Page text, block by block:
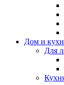
Дом и
Для